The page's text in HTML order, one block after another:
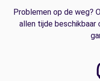
Problemen op de weg?
allen tijde beschikbaar